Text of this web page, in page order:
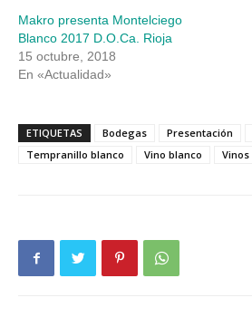
Makro presenta Montelciego
Blanco 2017 D.O.Ca. Rioja
15 octubre, 2018
En «Actualidad»
ETIQUETAS Bodegas Presentación
Tempranillo blanco
Vino blanco Vinos